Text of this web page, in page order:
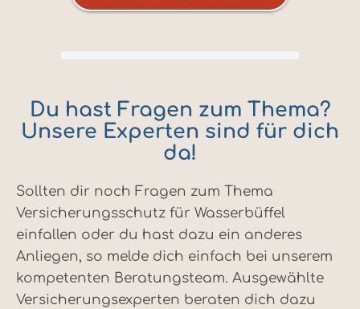
Du hast Fragen zum Thema?
Unsere Experten sind für dich
da!
Sollten dir noch Fragen zum Thema
Versicherungsschutz für Wasserbüffel
einfallen oder du hast dazu ein anderes
Anliegen, so melde dich einfach bei unserem
kompetenten Beratungsteam. Ausgewählte
Versicherungsexperten beraten dich dazu